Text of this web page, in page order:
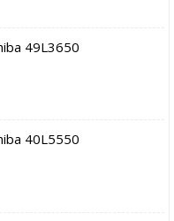
49L3650
40L5550